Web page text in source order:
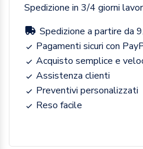
Spedizione in 3/4 giorni
Spedizione a partire da
Pagamenti sicuri con
Acquisto semplice e
Assistenza clienti
Preventivi personalizzati
Reso facile